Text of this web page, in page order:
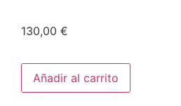
130,00 €
Añadir al carrito